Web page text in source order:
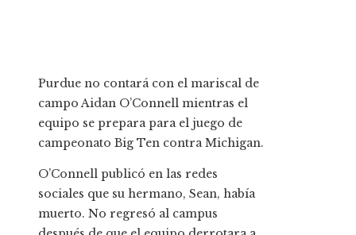
Purdue no contará con el mariscal de
campo Aidan O’Connell mientras el
equipo se prepara para el juego de
campeonato Big Ten contra Michigan.
O’Connell publicó en las redes
sociales que su hermano, Sean, había
muerto. No regresó al campus